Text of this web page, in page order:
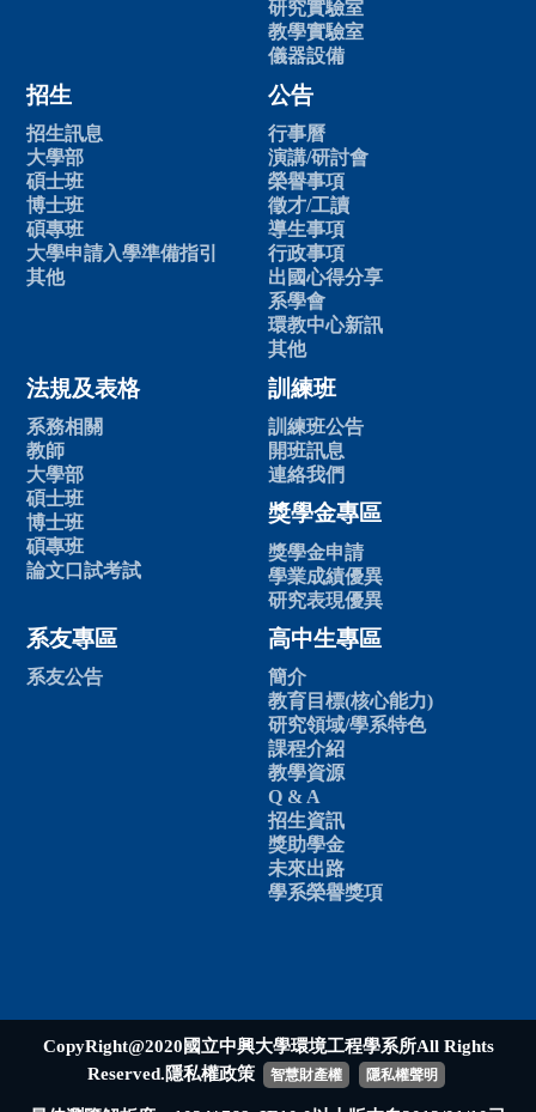
研究實驗室
教學實驗室
儀器設備
招生
招生訊息
大學部
碩士班
博士班
碩專班
大學申請入學準備指引
其他
公告
行事曆
演講/研討會
榮譽事項
徵才/工讀
導生事項
行政事項
出國心得分享
系學會
環教中心新訊
其他
法規及表格
系務相關
教師
大學部
碩士班
博士班
碩專班
論文口試考試
訓練班
訓練班公告
開班訊息
連絡我們
獎學金專區
獎學金申請
學業成績優異
研究表現優異
系友專區
系友公告
高中生專區
簡介
教育目標(核心能力)
研究領域/學系特色
課程介紹
教學資源
Q & A
招生資訊
獎助學金
未來出路
學系榮譽獎項
CopyRight@2020國立中興大學環境工程學系所All Rights
Reserved.隱私權政策
智慧財產權 隱私權聲明